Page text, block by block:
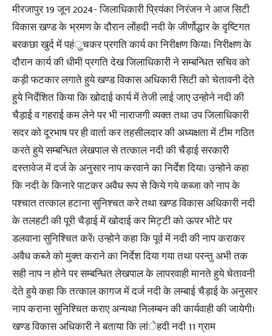
मीरजापुर 19 जून 2024- जिलाधिकारी प्रियंका निरंजन ने आज सिटी
विकास खण्ड के भ्रमण के दौरान लोंहदी नदी के जीर्णोद्धार के दृष्टिगत
बरकछा खुर्द में पहंुचकर प्रगति कार्य का निरीक्षण किया। निरीक्षण के
दौरान कार्य की धीमी प्रगति देख जिलाधिकारी ने सम्बन्धित सचिव को
कड़ी फटकार लगाते हुये खण्ड विकास अधिकारी सिटी को चेतावनी देते
हुये निर्देशित किया कि खोदाई कार्य में तेजी लाई जाए उन्होने नदी की
चैड़ाई व गहराई कम लेने पर भी नाराजगी व्यक्त तथा उप जिलाधिकारी
सदर को दूरभाष पर ही वार्ता कर तहसीलदार की अध्यक्षता में टीम गठित
करते हुये सम्बन्धित लेखपाल से तत्काल नदी की चैड़ाई सरकारी
दस्तावेज में दर्ज के अनुसार नाप करवाने का निर्देश दिया। उन्होने कहा
कि नदी के किनारे पाटकर अवैध रूप से किये गये कब्जा को नाप के
पश्चात तत्काल हटाना सुनिश्चत करे तथा खण्ड विकास अधिकारी नदी
के तलहटी की पूरी चैड़ाई में खोदाई कर मिट्टी को ऊपर भीटे पर
डलवाना सुनिश्चित करें। उन्होने कहा कि पूर्व में नदी की नाप कराकर
अवैध कब्जे को मुक्त कराने का निर्देश दिया गया तथा परन्तु अभी तक
सही नाप न होने पर सम्बन्धित लेखपाल के लापरवाही मानते हुये चेतावनी
देते हुये कहा कि तत्काल कागज में दर्ज नदी के लम्बाई चैड़ाई के अनुसार
नाप कराना सुनिश्चित कराए अन्यथा निलम्बन की कार्यवाही की जायेगी।
खण्ड विकास अधिकारी ने बताया कि लांेहदी नदी 11 ग्राम